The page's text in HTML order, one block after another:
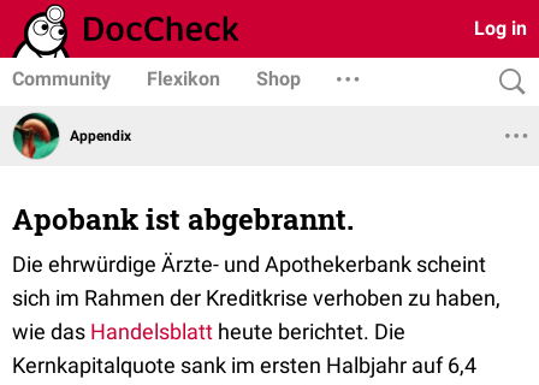
Log in
Community Flexikon Shop
Appendix
Apobank ist abgebrannt.
Die ehrwürdige Ärzte- und Apothekerbank scheint
sich im Rahmen der Kreditkrise verhoben zu haben,
wie das Handelsblatt heute berichtet. Die
Kernkapitalquote sank im ersten Halbjahr auf 6,4